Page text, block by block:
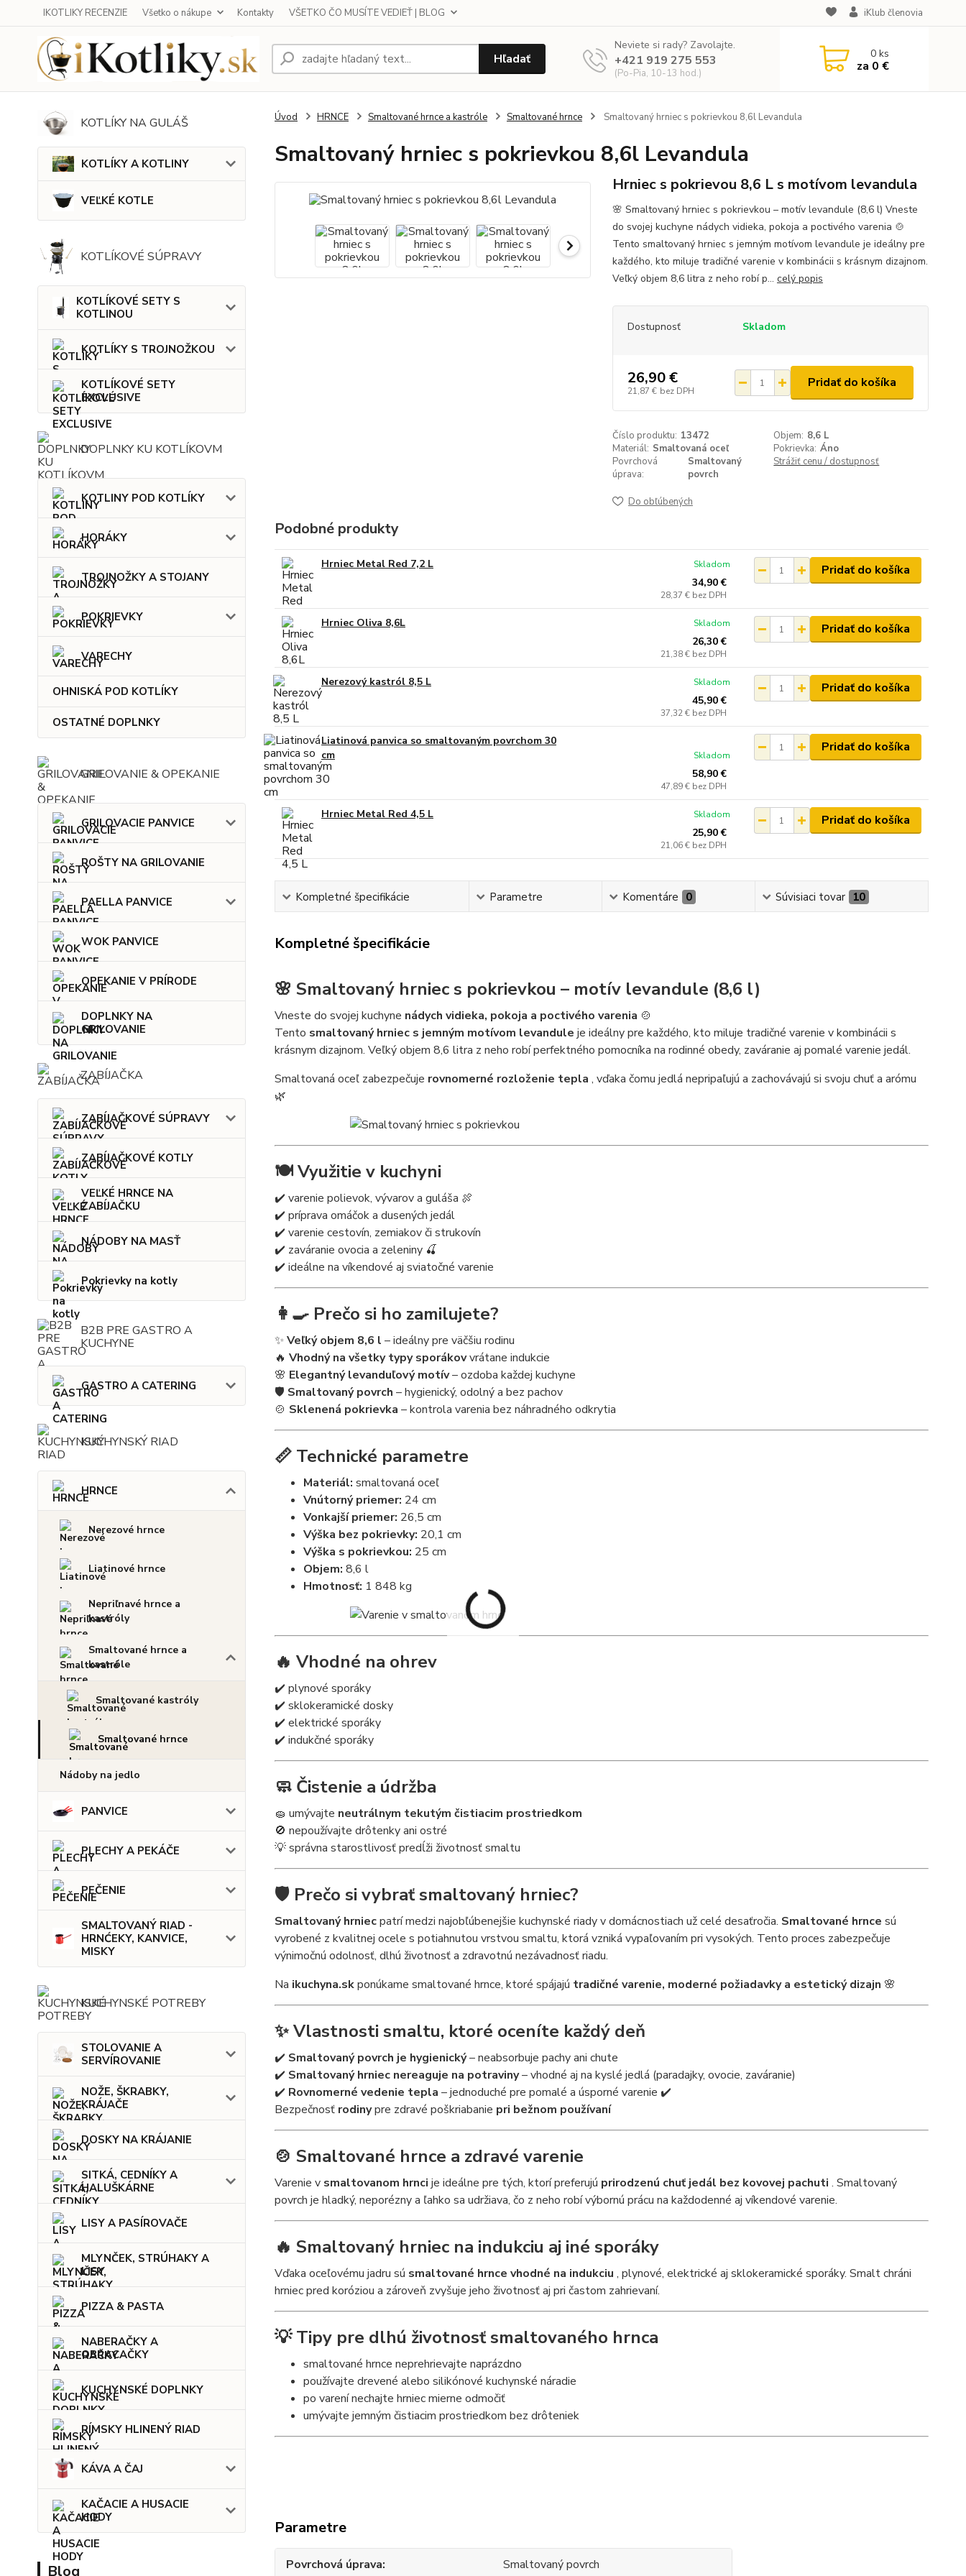
IKOTLIKY RECENZIE Všetko o nákupe Kontakty VŠETKO ČO MUSÍTE VEDIEŤ | BLOG iKlub členovia
Hľadať
Neviete si rady? Zavolajte.
+421 919 275 553
(Po-Pia, 10-13 hod.)
0ks
za 0 €
KOTLÍKY NA GULÁŠ
KOTLÍKY A KOTLINY
VEĽKÉ KOTLE
KOTLÍKOVÉ SÚPRAVY
KOTLÍKOVÉ SETY S
KOTLINOU
KOTLÍKY S TROJNOŽKOU
KOTLÍKOVÉ SETY
EXCLUSIVE
DOPLNKY KU KOTLÍKOVM
KOTLINY POD KOTLÍKY
HORÁKY
TROJNOŽKY A STOJANY
POKRIEVKY
VARECHY
OHNISKÁ POD KOTLÍKY
OSTATNÉ DOPLNKY
GRILOVANIE & OPEKANIE
GRILOVACIE PANVICE
ROŠTY NA GRILOVANIE
PAELLA PANVICE
WOK PANVICE
OPEKANIE V PRÍRODE
DOPLNKY NA
GRILOVANIE
ZABÍJAČKA
ZABÍJAČKOVÉ SÚPRAVY
ZABÍJAČKOVÉ KOTLY
VEĽKÉ HRNCE NA
ZABÍJAČKU
NÁDOBY NA MASŤ
Pokrievky na kotly
B2B PRE GASTRO A
KUCHYNE
GASTRO A CATERING
KUCHYNSKÝ RIAD
HRNCE
Nerezové hrnce
Liatinové hrnce
Nepriľnavé hrnce a
kastróly
Smaltované hrnce a
kastróle
Smaltované kastróly
Smaltované hrnce
Nádoby na jedlo
PANVICE
PLECHY A PEKÁČE
PEČENIE
SMALTOVANÝ RIAD -
HRNĆEKY, KANVICE,
MISKY
KUCHYNSKÉ POTREBY
STOLOVANIE A
SERVÍROVANIE
NOŽE, ŠKRABKY,
KRÁJAČE
DOSKY NA KRÁJANIE
SITKÁ, CEDNÍKY A
HALUŠKÁRNE
LISY A PASÍROVAČE
MLYNČEK, STRÚHAKY A
LISY
PIZZA & PASTA
NABERAČKY A
OBRACAČKY
KUCHYNSKÉ DOPLNKY
RÍMSKY HLINENÝ RIAD
KÁVA A ČAJ
KAČACIE A HUSACIE
HODY
Blog
Úvod HRNCE Smaltované hrnce a kastróle Smaltované hrnce Smaltovaný hrniec s pokrievkou 8,6l Levandula
Smaltovaný hrniec s pokrievkou 8,6l Levandula
Hrniec s pokrievou 8,6 L s motívom levandula
🌸 Smaltovaný hrniec s pokrievkou – motív levandule (8,6 l) Vneste
do svojej kuchyne nádych vidieka, pokoja a poctivého varenia 🍲
Tento smaltovaný hrniec s jemným motívom levandule je ideálny pre
každého, kto miluje tradičné varenie v kombinácii s krásnym dizajnom.
Veľký objem 8,6 litra z neho robí p... celý popis
Dostupnosť Skladom
26,90 €
21,87 € bez DPH
Pridať do košíka
Číslo produktu: 13472 Objem: 8,6 L
Materiál: Smaltovaná oceľ Pokrievka: Áno
Povrchová
úprava:
Smaltovaný
povrch
Strážiť cenu / dostupnosť
Do obľúbených
Podobné produkty
Hrniec Metal Red 7,2 L
34,90 €
28,37 € bez DPH
Skladom Pridať do košíka
Hrniec Oliva 8,6L
26,30 €
21,38 € bez DPH
Skladom Pridať do košíka
Nerezový kastról 8,5 L
45,90 €
37,32 € bez DPH
Skladom Pridať do košíka
Liatinová panvica so smaltovaným povrchom 30
cm
58,90 €
47,89 € bez DPH
Skladom
Pridať do košíka
Hrniec Metal Red 4,5 L
25,90 €
21,06 € bez DPH
Skladom Pridať do košíka
Kompletné špecifikácie Parametre Komentáre 0 Súvisiaci tovar 10
Kompletné špecifikácie
🌸 Smaltovaný hrniec s pokrievkou – motív levandule (8,6 l)
Vneste do svojej kuchyne nádych vidieka, pokoja a poctivého varenia 🍲
Tento smaltovaný hrniec s jemným motívom levandule je ideálny pre každého, kto miluje tradičné varenie v kombinácii s
krásnym dizajnom. Veľký objem 8,6 litra z neho robí perfektného pomocníka na rodinné obedy, zaváranie aj pomalé varenie jedál.
Smaltovaná oceľ zabezpečuje rovnomerné rozloženie tepla , vďaka čomu jedlá nepripaľujú a zachovávajú si svoju chuť a arómu
🌿
🍽️ Využitie v kuchyni
✔️ varenie polievok, vývarov a guláša 🍖
✔️ príprava omáčok a dusených jedál
✔️ varenie cestovín, zemiakov či strukovín
✔️ zaváranie ovocia a zeleniny 🍒
✔️ ideálne na víkendové aj sviatočné varenie
👩‍🍳 Prečo si ho zamilujete?
✨ Veľký objem 8,6 l – ideálny pre väčšiu rodinu
🔥 Vhodný na všetky typy sporákovvrátane indukcie
🌸 Elegantný levanduľový motív– ozdoba každej kuchyne
🛡️ Smaltovaný povrch – hygienický, odolný a bez pachov
🍲 Sklenená pokrievka – kontrola varenia bez náhradného odkrytia
📏 Technické parametre
Materiál: smaltovaná oceľ
Vnútorný priemer: 24 cm
Vonkajší priemer: 26,5 cm
Výška bez pokrievky: 20,1 cm
Výška s pokrievkou: 25 cm
Objem: 8,6 l
Hmotnosť: 1 848 kg
🔥 Vhodné na ohrev
✔️ plynové sporáky
✔️ sklokeramické dosky
✔️ elektrické sporáky
✔️ indukčné sporáky
🧼 Čistenie a údržba
🧽 umývajte neutrálnym tekutým čistiacim prostriedkom
🚫 nepoužívajte drôtenky ani ostré
💡 správna starostlivosť predĺži životnosť smaltu
🛡️ Prečo si vybrať smaltovaný hrniec?
Smaltovaný hrniecpatrí medzi najobľúbenejšie kuchynské riady v domácnostiach už celé desaťročia. Smaltované hrnce sú
vyrobené z kvalitnej ocele s potiahnutou vrstvou smaltu, ktorá vzniká vypaľovaním pri vysokých. Tento proces zabezpečuje
výnimočnú odolnosť, dlhú životnosť a zdravotnú nezávadnosť riadu.
Na ikuchyna.skponúkame smaltované hrnce, ktoré spájajú tradičné varenie, moderné požiadavky a estetický dizajn 🌸
✨ Vlastnosti smaltu, ktoré oceníte každý deň
✔️ Smaltovaný povrch je hygienický– neabsorbuje pachy ani chute
✔️ Smaltovaný hrniec nereaguje na potraviny– vhodné aj na kyslé jedlá (paradajky, ovocie, zaváranie)
✔️ Rovnomerné vedenie tepla – jednoduché pre pomalé a úsporné varenie ✔️
Bezpečnosť rodinypre zdravé poškriabanie pri bežnom používaní
🍲 Smaltované hrnce a zdravé varenie
Varenie v smaltovanom hrnci je ideálne pre tých, ktorí preferujú prirodzenú chuť jedál bez kovovej pachuti . Smaltovaný
povrch je hladký, neporézny a ľahko sa udržiava, čo z neho robí výbornú prácu na každodenné aj víkendové varenie.
🔥 Smaltovaný hrniec na indukciu aj iné sporáky
Vďaka oceľovému jadru sú smaltované hrnce vhodné na indukciu , plynové, elektrické aj sklokeramické sporáky. Smalt chráni
hrniec pred koróziou a zároveň zvyšuje jeho životnosť aj pri častom zahrievaní.
💡 Tipy pre dlhú životnosť smaltovaného hrnca
smaltované hrnce neprehrievajte naprázdno
používajte drevené alebo silikónové kuchynské náradie
po varení nechajte hrniec mierne odmočiť
umývajte jemným čistiacim prostriedkom bez drôteniek
Parametre
Povrchová úprava Smaltovaný povrch